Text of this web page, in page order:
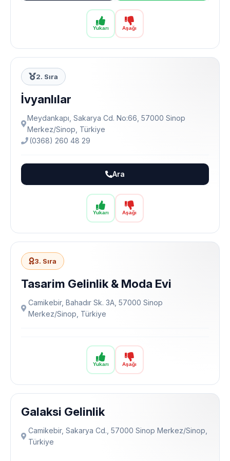
Yukarı Aşağı
2. Sıra
Yukarı Aşağı
İvyanlılar
Meydankapı, Sakarya Cd. No:66, 57000 Sinop
Merkez/Sinop, Türkiye
(0368) 260 48 29
Ara
3. Sıra
Yukarı Aşağı
Tasarim Gelinlik & Moda Evi
Camikebir, Bahadır Sk. 3A, 57000 Sinop
Merkez/Sinop, Türkiye
Galaksi Gelinlik
Camikebir, Sakarya Cd., 57000 Sinop Merkez/Sinop,
Türkiye